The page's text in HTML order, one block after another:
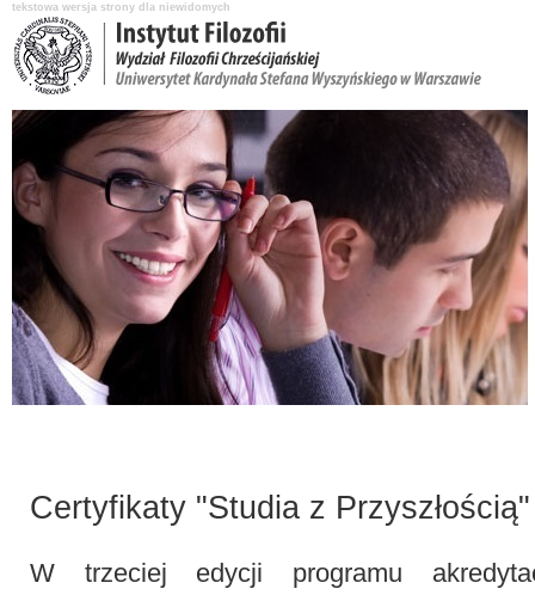
tekstowa wersja strony dla niewidomych
Certyfikaty "Studia z
W trzeciej edycji programu